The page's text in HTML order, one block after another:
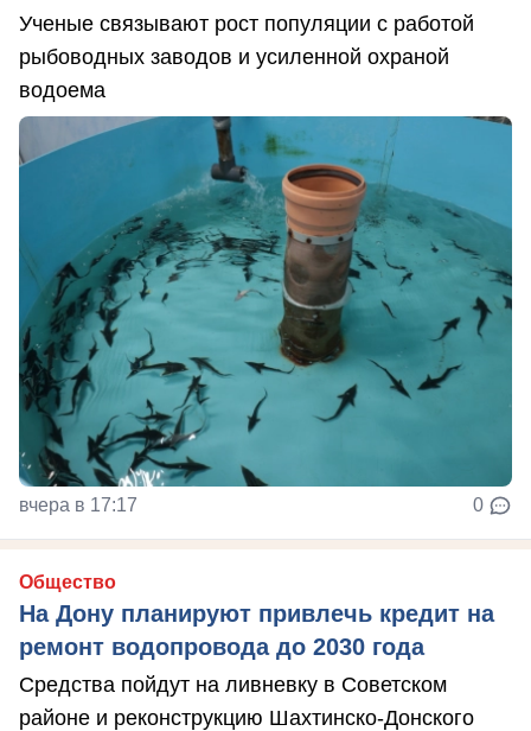
Ученые связывают рост популяции с работой
рыбоводных заводов и усиленной охраной
водоема
вчера в 17:17 0
Общество
На Дону планируют привлечь кредит на
ремонт водопровода до 2030 года
Средства пойдут на ливневку в Советском
районе и реконструкцию Шахтинско-Донского